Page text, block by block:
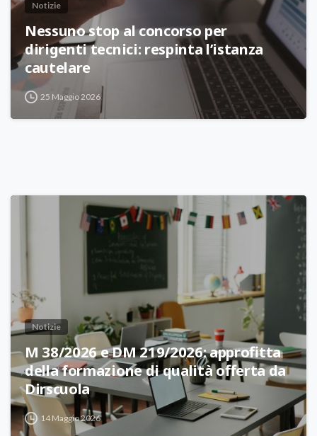
Notizie
Nessuno stop al concorso per
dirigenti tecnici: respinta l’istanza
cautelare
25 Maggio 2026
Notizie
M 38/2026 e DM 219/2026: approfitta
della formazione di qualità offerta da
Dirscuola
14 Maggio 2026